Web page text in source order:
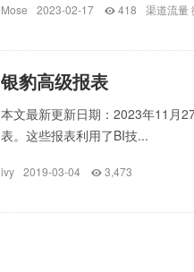
Mose 2023-02-17 418 渠道流量
银豹高级报表
本文最新更新日期：2023年11月
表。这些报表利用了BI技...
ivy 2019-03-04 3,473